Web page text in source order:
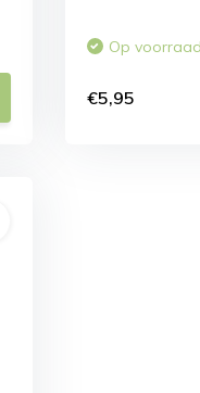
Op voorraad
€5,95